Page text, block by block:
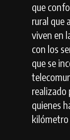
que
rural que
viven en
con los
que se
realizado
quienes
kilómetro